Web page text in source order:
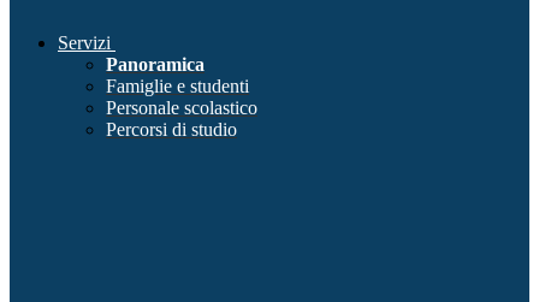
Servizi
Panoramica
Famiglie e studenti
Personale scolastico
Percorsi di studio